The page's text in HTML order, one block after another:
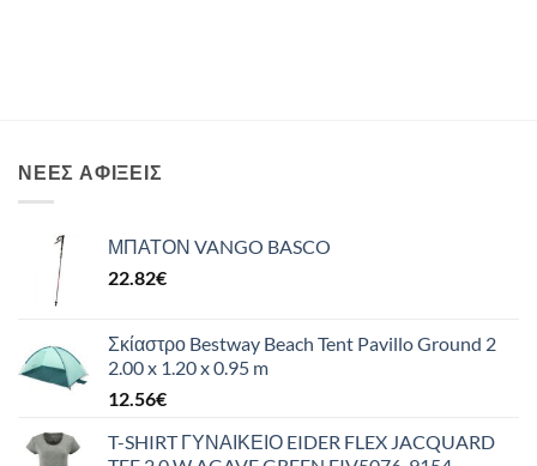
ΝΈΕΣ ΑΦΊΞΕΙΣ
ΜΠΑΤΟΝ VANGO BASCO
22.82€
Σκίαστρο Bestway Beach Tent Pavillo Ground 2
2.00 x 1.20 x 0.95 m
12.56€
T-SHIRT ΓΥΝΑΙΚΕΙΟ EIDER FLEX JACQUARD